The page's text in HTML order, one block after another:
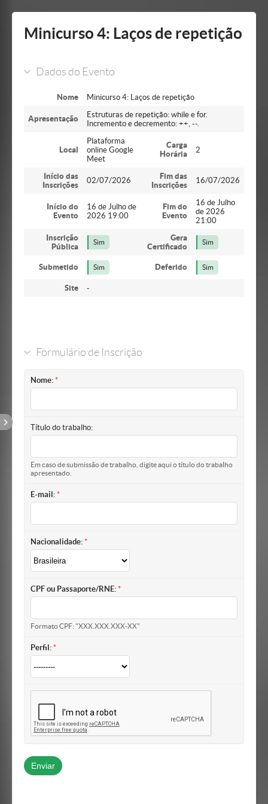
barra
Minicurso 4: Laços de repetição
Dados do Evento
Nome Minicurso 4: Laços de repetição
Apresentação
Estruturas de repetição: while e for.
Incremento e decremento: ++, --.
Local
Plataforma
online Google
Meet
Carga
Horária
2
Início das
Inscrições
02/07/2026
Fim das
Inscrições
16/07/2026
Início do
Evento
16 de Julho de
2026 19:00
Fim do
Evento
16 de Julho
de 2026
21:00
Inscrição
Pública
Sim
Gera
Certificado
Sim
Submetido Sim Deferido Sim
Site -
Formulário de Inscrição
Nome:
Título do trabalho:
Em caso de submissão de trabalho, digite aqui o título do trabalho
apresentado.
E-mail:
Nacionalidade:
CPF ou Passaporte/RNE:
Formato CPF: "XXX.XXX.XXX-XX"
Perfil: